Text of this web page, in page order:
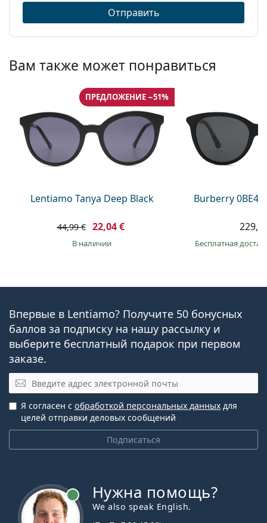
Отправить
Вам также может понравиться
Lentiamo Tanya Deep Black
ПРЕДЛОЖЕНИЕ −51%
44,99 € 22,04 €
в наличии
Burberry
Бесплатная
Впервые в Lentiamo? Получите 50 бонусных
баллов за подписку на нашу рассылку и
выберите бесплатный подарок при первом
заказе.
Эл. почта
Подписаться
Я согласен с обработкой персональных данных для
целей отправки деловых сообщений
Нужна помощь?
We also speak English.